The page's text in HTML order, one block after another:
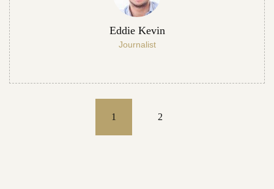
Eddie Kevin
Journalist
1 2